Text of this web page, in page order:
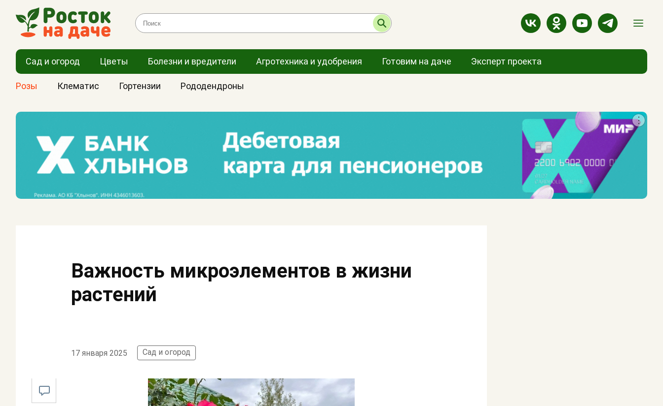
Сад и огород Цветы Болезни и вредители Агротехника и удобрения Готовим на даче Эксперт проекта
Розы Клематис Гортензии Рододендроны
Важность микроэлементов в жизни
растений
17 января 2025 Сад и огород